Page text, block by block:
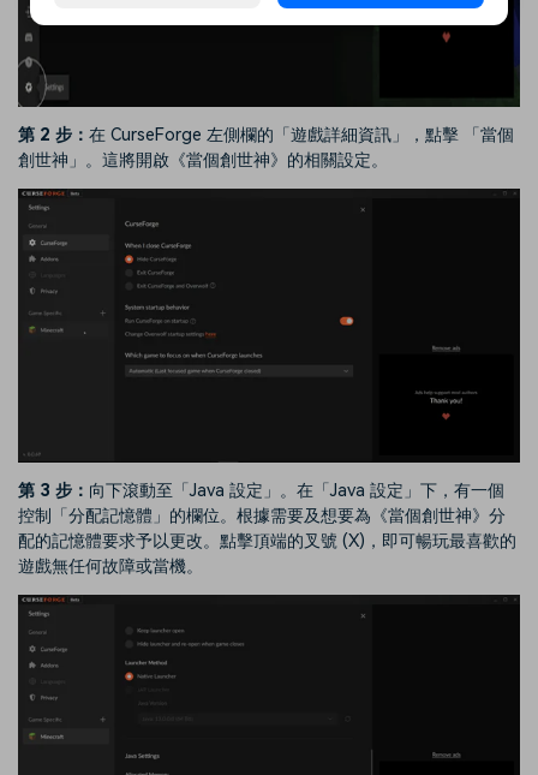
第 2 步： 在 CurseForge 左側欄的「遊戲詳細資訊」，點擊 「當個
創世神」。這將開啟《當個創世神》的相關設定。
第 3 步： 向下滾動至「Java 設定」。在「Java 設定」下，有一個
控制「分配記憶體」的欄位。根據需要及想要為《當個創世神》分
配的記憶體要求予以更改。點擊頂端的叉號 (X)，即可暢玩最喜歡的
遊戲無任何故障或當機。